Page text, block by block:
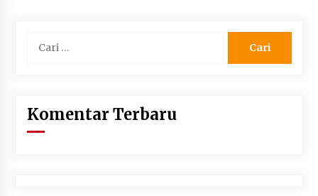
untuk:
Komentar Terbaru